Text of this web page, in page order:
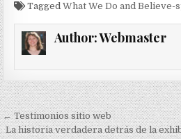
TaggedWhat We Do and Believe-
Author:Webmaster
Navegación de
← Testimonios sitio web
La historia verdadera detrás de la